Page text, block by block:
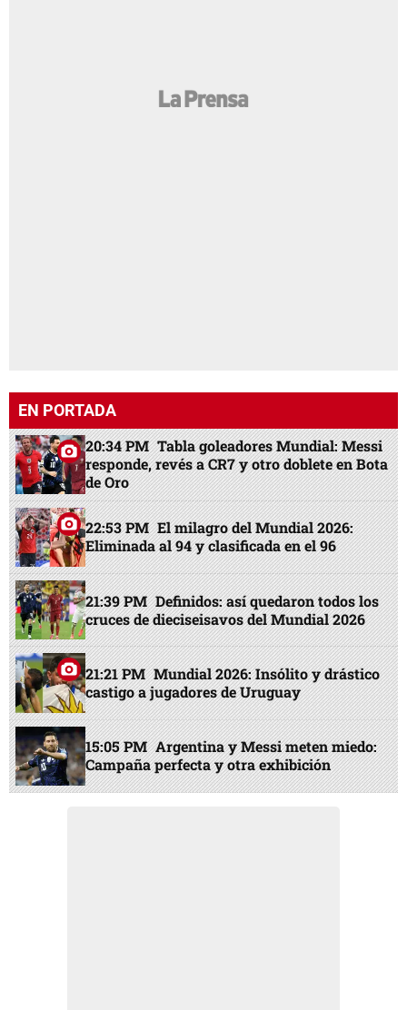
EN PORTADA
20:34 PM Tabla goleadores Mundial: Messi
responde, revés a CR7 y otro doblete en Bota
de Oro
22:53 PM El milagro del Mundial 2026:
Eliminada al 94 y clasificada en el 96
21:39 PM Definidos: así quedaron todos los
cruces de dieciseisavos del Mundial 2026
21:21 PM Mundial 2026: Insólito y drástico
castigo a jugadores de Uruguay
15:05 PM Argentina y Messi meten miedo:
Campaña perfecta y otra exhibición